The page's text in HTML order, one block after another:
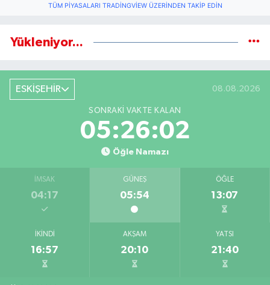
TÜM PIYASALARI TRADINGVIEW ÜZERINDEN TAKIP EDIN
Yükleniyor...
ESKİŞEHİR 08.08.2026
SONRAKI VAKTE KALAN
05:26:02
Öğle Namazı
İMSAK
04:17
GÜNEŞ
05:54
ÖĞLE
13:07
İKINDI
16:57
AKŞAM
20:10
YATSI
21:40